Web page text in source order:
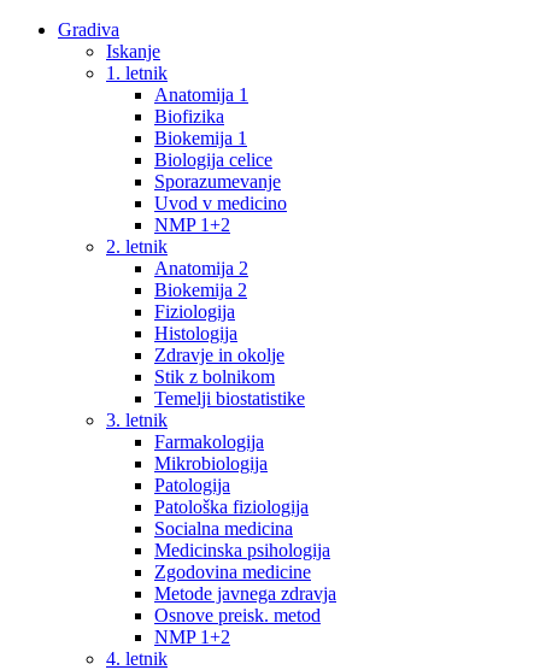
Gradiva
Iskanje
1. letnik
Anatomija 1
Biofizika
Biokemija 1
Biologija celice
Sporazumevanje
Uvod v medicino
NMP 1+2
2. letnik
Anatomija 2
Biokemija 2
Fiziologija
Histologija
Zdravje in okolje
Stik z bolnikom
Temelji biostatistike
3. letnik
Farmakologija
Mikrobiologija
Patologija
Patološka fiziologija
Socialna medicina
Medicinska psihologija
Zgodovina medicine
Metode javnega zdravja
Osnove preisk. metod
NMP 1+2
4. letnik